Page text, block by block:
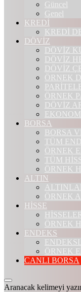
Güncel
Genel
KREDİ
KREDİ
DÖVİZ
DÖVİZ
DÖVİZ
DÖVİZ
ÖRNEK
ÖRNEK
DÖVİZ
BORSA
BORSA
TÜM
ÖRNEK
TÜM
ÖRNEK
ALTIN
ÖRNEK
HİSSE
ÖRNEK
ENDEKS
ÖRNEK
CANLI BORSA
Aranacak kelimeyi